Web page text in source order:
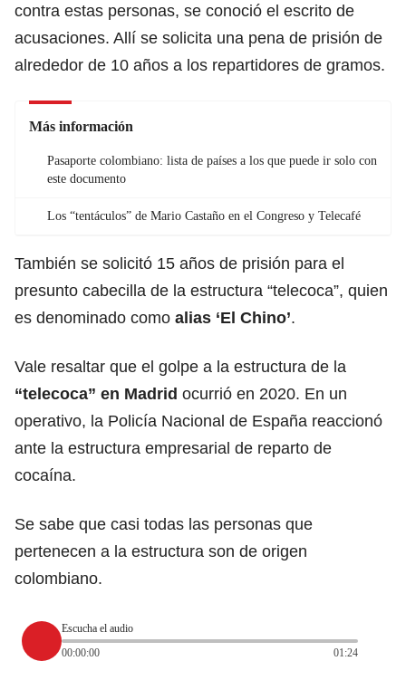
contra estas personas, se conoció el escrito de
acusaciones. Allí se solicita una pena de prisión de
alrededor de 10 años a los repartidores de gramos.
Más información
Pasaporte colombiano: lista de países a los que puede ir solo con
este documento
Los “tentáculos” de Mario Castaño en el Congreso y Telecafé
También se solicitó 15 años de prisión para el
presunto cabecilla de la estructura “telecoca”, quien
es denominado como alias ‘El Chino’.
Vale resaltar que el golpe a la estructura de la
“telecoca” en Madrid ocurrió en 2020. En un
operativo, la Policía Nacional de España reaccionó
ante la estructura empresarial de reparto de
cocaína.
Se sabe que casi todas las personas que
pertenecen a la estructura son de origen
colombiano.
Escucha el audio
00:00:00
01:24